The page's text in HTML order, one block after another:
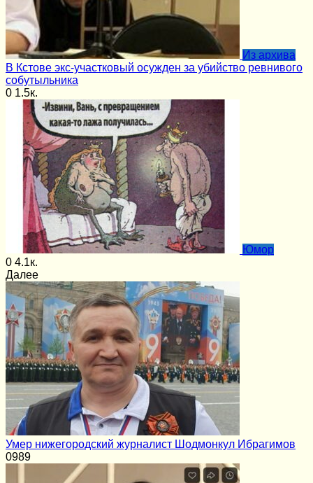
Из архива
В Кстове экс-участковый осужден за убийство ревнивого
собутыльника
0 1.5к.
Юмор
0 4.1к.
Далее
Умер нижегородский журналист Шодмонкул Ибрагимов
0989